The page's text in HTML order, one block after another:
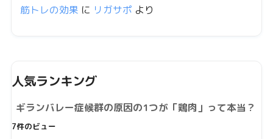
筋トレの効果 に リガサポ より
人気ランキング
ギランバレー症候群の原因の1つが「鶏肉」って本当？
7件のビュー